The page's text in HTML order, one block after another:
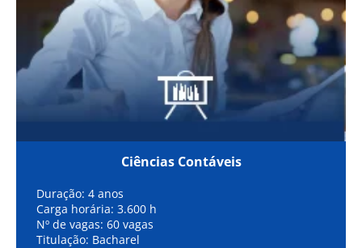
Ciências Contáveis
Duração: 4 anos
Carga horária: 3.600 h
Nº de vagas: 60 vagas
Titulação: Bacharel